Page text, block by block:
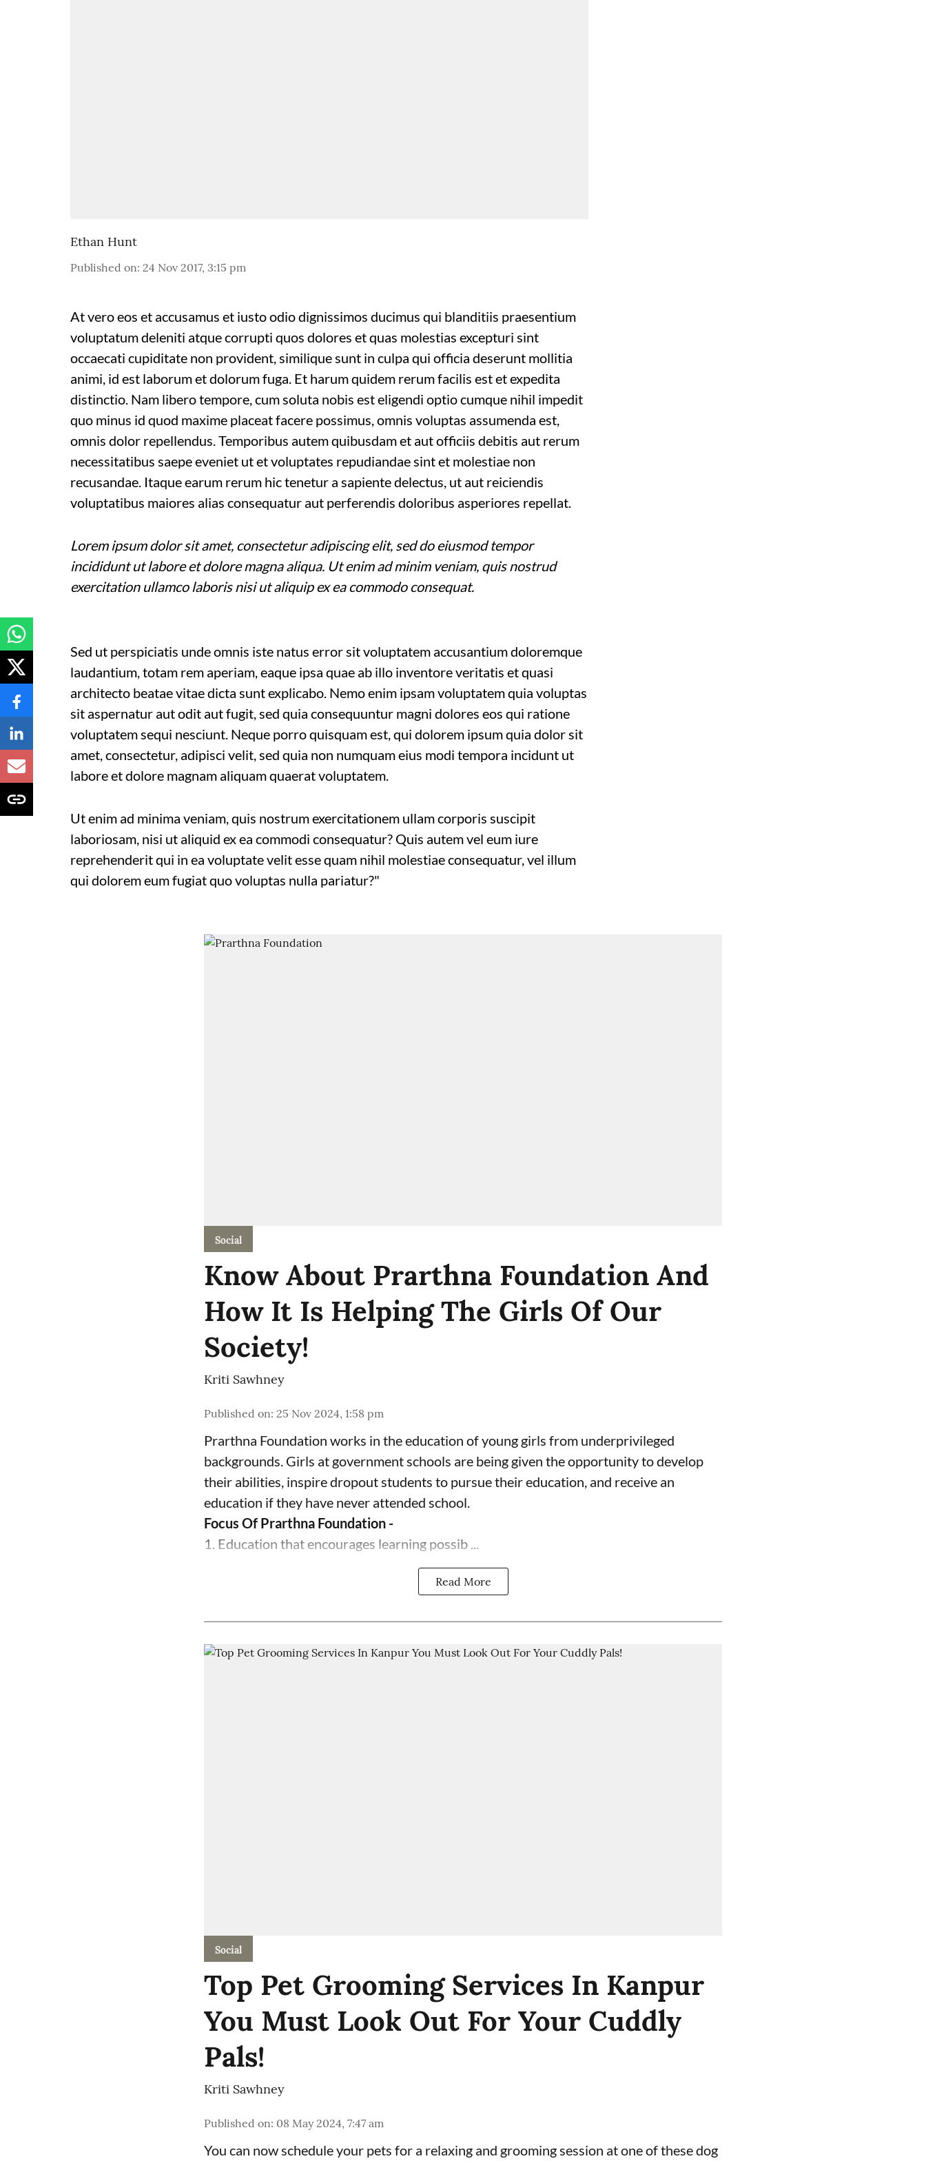
Ethan Hunt
Published on: 24 Nov 2017, 3:15 pm
At vero eos et accusamus et iusto odio dignissimos ducimus qui blanditiis praesentium
voluptatum deleniti atque corrupti quos dolores et quas molestias excepturi sint
occaecati cupiditate non provident, similique sunt in culpa qui officia deserunt mollitia
animi, id est laborum et dolorum fuga. Et harum quidem rerum facilis est et expedita
distinctio. Nam libero tempore, cum soluta nobis est eligendi optio cumque nihil impedit
quo minus id quod maxime placeat facere possimus, omnis voluptas assumenda est,
omnis dolor repellendus. Temporibus autem quibusdam et aut officiis debitis aut rerum
necessitatibus saepe eveniet ut et voluptates repudiandae sint et molestiae non
recusandae. Itaque earum rerum hic tenetur a sapiente delectus, ut aut reiciendis
voluptatibus maiores alias consequatur aut perferendis doloribus asperiores repellat.
Lorem ipsum dolor sit amet, consectetur adipiscing elit, sed do eiusmod tempor
incididunt ut labore et dolore magna aliqua. Ut enim ad minim veniam, quis nostrud
exercitation ullamco laboris nisi ut aliquip ex ea commodo consequat.
Sed ut perspiciatis unde omnis iste natus error sit voluptatem accusantium doloremque
laudantium, totam rem aperiam, eaque ipsa quae ab illo inventore veritatis et quasi
architecto beatae vitae dicta sunt explicabo. Nemo enim ipsam voluptatem quia voluptas
sit aspernatur aut odit aut fugit, sed quia consequuntur magni dolores eos qui ratione
voluptatem sequi nesciunt. Neque porro quisquam est, qui dolorem ipsum quia dolor sit
amet, consectetur, adipisci velit, sed quia non numquam eius modi tempora incidunt ut
labore et dolore magnam aliquam quaerat voluptatem.
Ut enim ad minima veniam, quis nostrum exercitationem ullam corporis suscipit
laboriosam, nisi ut aliquid ex ea commodi consequatur? Quis autem vel eum iure
reprehenderit qui in ea voluptate velit esse quam nihil molestiae consequatur, vel illum
qui dolorem eum fugiat quo voluptas nulla pariatur?"
Social
Know About Prarthna Foundation And
How It Is Helping The Girls Of Our
Society!
Kriti Sawhney
Published on: 25 Nov 2024, 1:58 pm
Prarthna Foundation works in the education of young girls from underprivileged
backgrounds. Girls at government schools are being given the opportunity to develop
their abilities, inspire dropout students to pursue their education, and receive an
education if they have never attended school.
Focus Of Prarthna Foundation -
1. Education that encourages learning possib ...
Read More
Social
Top Pet Grooming Services In Kanpur
You Must Look Out For Your Cuddly
Pals!
Kriti Sawhney
Published on: 08 May 2024, 7:47 am
You can now schedule your pets for a relaxing and grooming session at one of these dog